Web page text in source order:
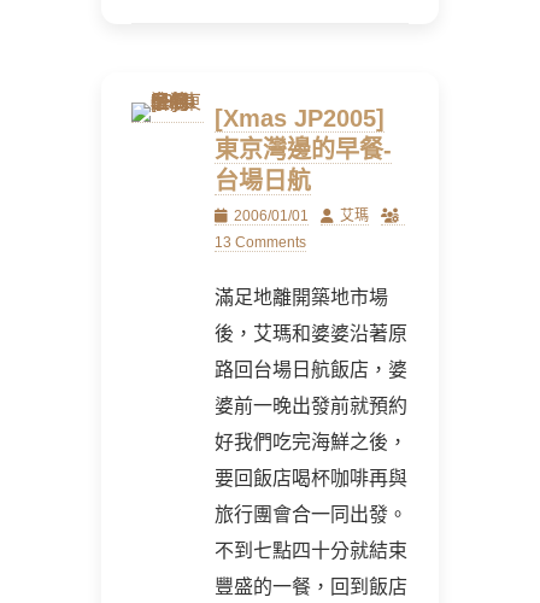
[Xmas JP2005]
東京灣邊的早餐-
台場日航
Posted
on
2006/01/01 Author
艾瑪
13 Comments
滿足地離開築地市場
後，艾瑪和婆婆沿著原
路回台場日航飯店，婆
婆前一晚出發前就預約
好我們吃完海鮮之後，
要回飯店喝杯咖啡再與
旅行團會合一同出發。
不到七點四十分就結束
豐盛的一餐，回到飯店